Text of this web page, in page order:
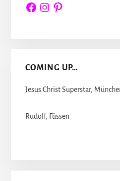
FacebookInstagram
Pinterest
COMING UP…
Jesus Christ Superstar,
Rudolf, Füssen